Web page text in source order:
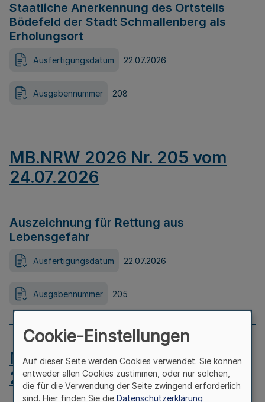
Staatliche Anerkennung des Ortsteils
Bödefeld der Stadt Schmallenberg als
Erholungsort
Ausfertigungsdatum 22.07.2026
Ausgabennummer 208
MB.NRW 2026 Nr. 205 vom
24.07.2026
Auszeichnung für Rettung aus
Lebensgefahr
Ausfertigungsdatum 22.07.2026
Ausgabennummer 205
MB.NRW 2026 Nr. 204 vom
24.07.2026
Cookie-Einstellungen
Auf dieser Seite werden Cookies verwendet. Sie können
entweder allen Cookies zustimmen, oder nur solchen,
die für die Verwendung der Seite zwingend erforderlich
sind. Hier finden Sie die Datenschutzerklärung